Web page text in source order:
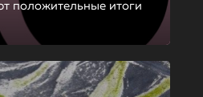
положительные итоги